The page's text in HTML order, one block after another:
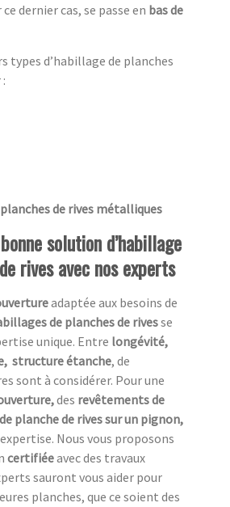
dernier cas, se passe en bas de
types d’habillage de planches
de rives métalliques
solution d’habillage
rives avec nos experts
adaptée aux besoins de
de planches de rivesse
unique. Entre longévité,
structure étanche, de
sont à considérer. Pour une
des revêtements de
planche de rives sur un pignon,
Nous vous proposons
certifiéeavec des travaux
sauront vous aider pour
planches, que ce soient des